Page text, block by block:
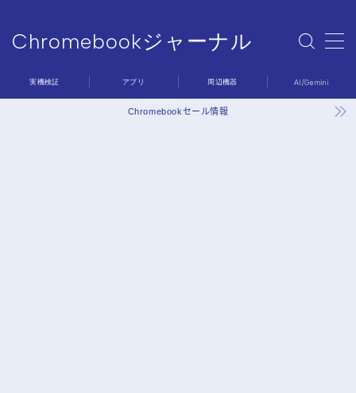
Chromebookジャーナル
Chromebookジャーナル
Sample Page
デモプリセット記事 #6
実機検証 アプリ 周辺機器 AI/Gemini
Chromebookセール情報